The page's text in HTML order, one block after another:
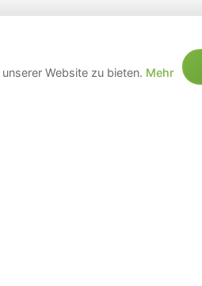
Website zu bieten. Mehr